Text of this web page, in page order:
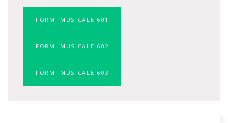
FORM. MUSICALE 601
FORM. MUSICALE 602
FORM. MUSICALE 603